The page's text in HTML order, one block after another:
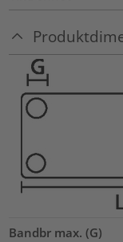
Bandbr max. (G)